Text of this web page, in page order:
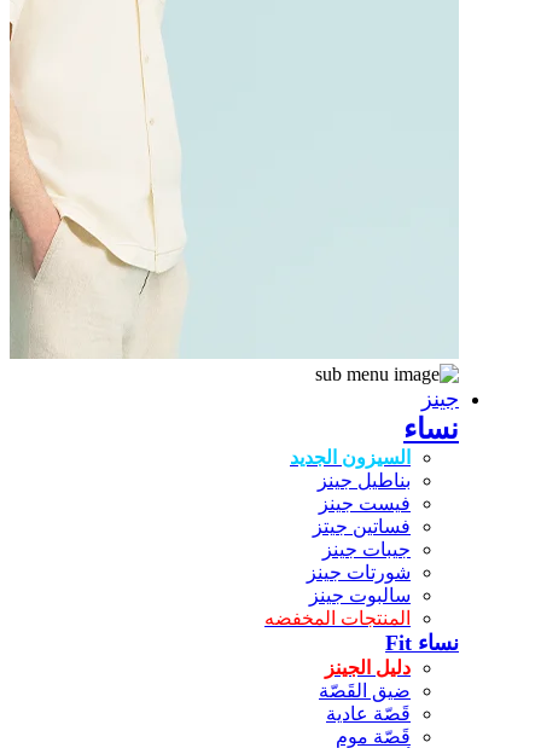
جينز
نساء
السيزون الجديد
بناطيل جينز
فيست جينز
فساتين جيتز
جيبات جينز
شورتات جينز
سالبوت جينز
المنتجات المخفضه
نساء Fit
دليل الجينز
ضيق القَصّة
قَصّة عادية
قَصّة موم